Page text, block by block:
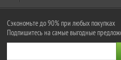
Сэкономьте до 90% при любых покупках
Подпишитесь на самые выгодные